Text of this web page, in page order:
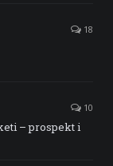
18
10
– prospekt i